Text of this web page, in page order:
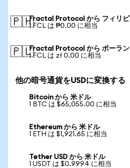
🇵🇭Fractal Protocol から フィリピ
1 FCL は ₱0.00 に相当
🇵🇱Fractal Protocol から ポーラン
1 FCL は zł 0.00 に相当
他の暗号通貨をUSDに変換する
Bitcoin から 米ドル
1 BTC は $65,055.00 に相当
Ethereum から 米ドル
1 ETH は $1,921.65 に相当
Tether USD から 米ドル
1 USDT は $0.9994 に相当